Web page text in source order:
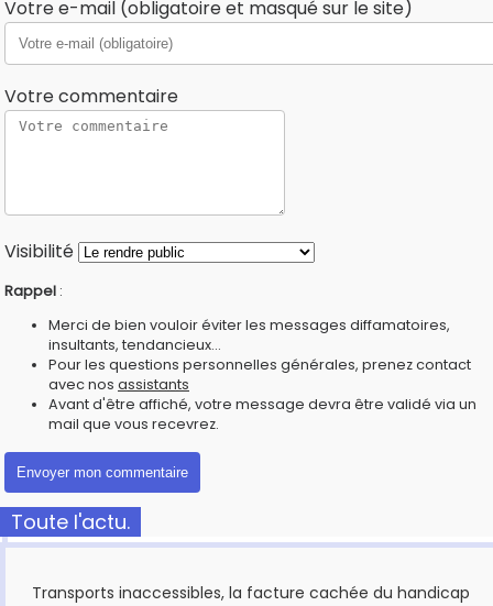
Votre e-mail (obligatoire et masqué sur le site)
Votre commentaire
Visibilité
Rappel :
Merci de bien vouloir éviter les messages diffamatoires,
insultants, tendancieux...
Pour les questions personnelles générales, prenez contact
avec nos assistants
Avant d'être affiché, votre message devra être validé via un
mail que vous recevrez.
Toute l'actu.
Transports inaccessibles, la facture cachée du handicap